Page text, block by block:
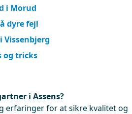
i Morud
dyre fejl
Vissenbjerg
og tricks
i Assens?
erfaringer for at sikre kvalitet og